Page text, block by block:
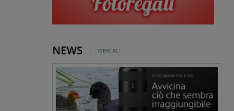
NEWS VIEW ALL